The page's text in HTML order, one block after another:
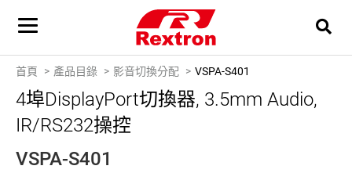
首頁 產品目錄 影音切換分配 VSPA-S401
4埠DisplayPort切換器, 3.5mm Audio,
IR/RS232操控
VSPA-S401